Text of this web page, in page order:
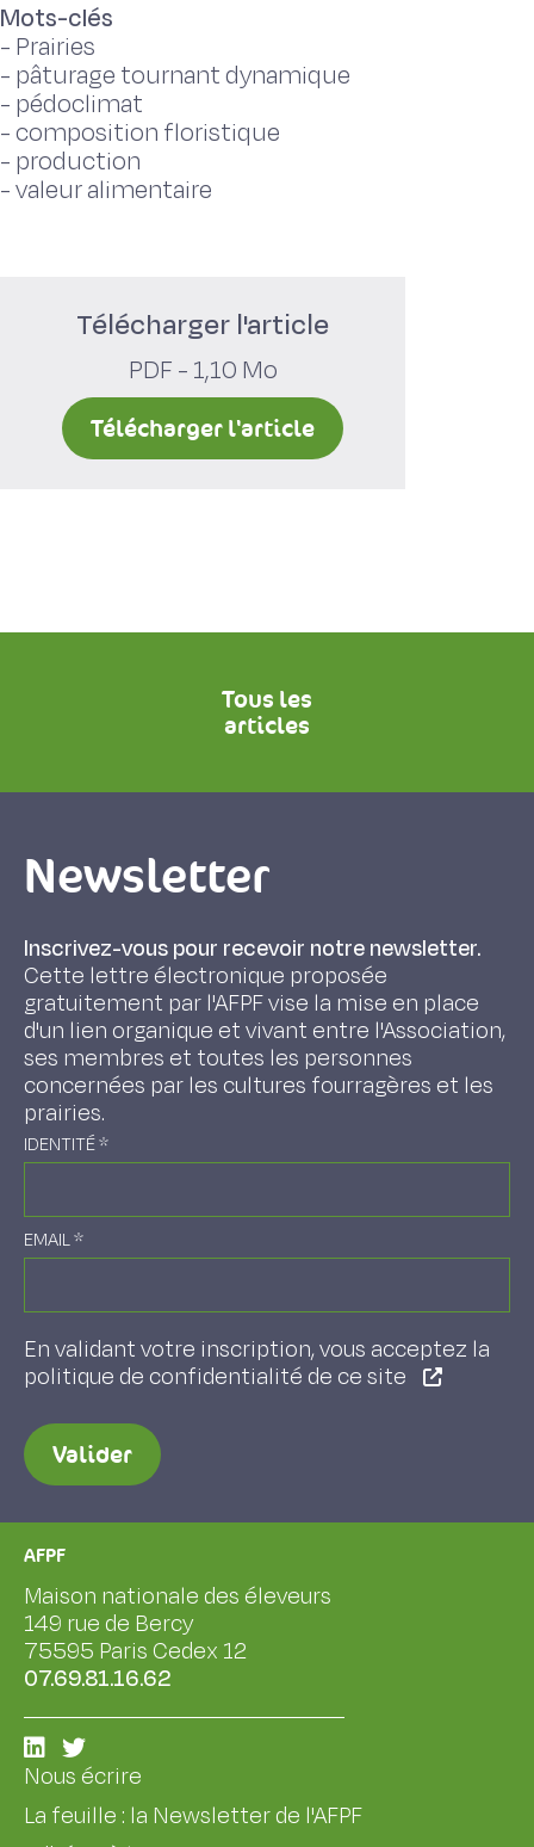
Mots-clés
- Prairies
- pâturage tournant dynamique
- pédoclimat
-composition floristique
- production
-valeur alimentaire
Télécharger l'article
PDF - 1,10 Mo
Télécharger l'article
Tous les
articles
Newsletter
Inscrivez-vous pour recevoir notre newsletter.
Cette lettre électronique proposée
gratuitement par l'AFPF vise la mise en place
d'un lien organique et vivant entre l'Association,
ses membres et toutes les personnes
concernées par les cultures fourragères et les
prairies.
IDENTITÉ*
EMAIL*
En validant votre inscription, vous acceptez la
politique de confidentialité de ce site
Valider
AFPF
Maison nationale des éleveurs
149 rue de Bercy
75595 Paris Cedex 12
07.69.81.16.62
Nous écrire
La feuille : la Newsletter de l'AFPF